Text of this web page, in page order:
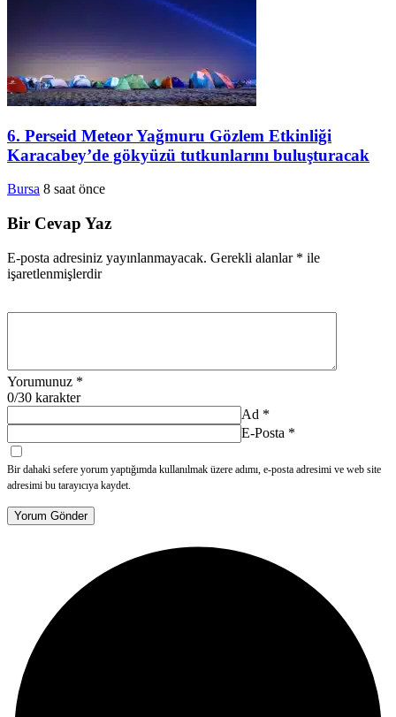
6. Perseid Meteor Yağmuru Gözlem Etkinliği
Karacabey’de gökyüzü tutkunlarını buluşturacak
Bursa 8 saat önce
Bir Cevap Yaz
E-posta adresiniz yayınlanmayacak. Gerekli alanlar * ile
işaretlenmişlerdir
Yorumunuz *
0/30 karakter
Ad *
E-Posta *
Bir dahaki sefere yorum yaptığımda kullanılmak üzere adımı, e-posta adresimi ve web site
adresimi bu tarayıcıya kaydet.
Yorum Gönder